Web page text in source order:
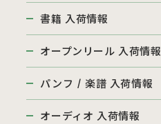
書籍 入荷情報
オープンリール 入荷情報
パンフ / 楽譜 入荷情報
オーディオ 入荷情報